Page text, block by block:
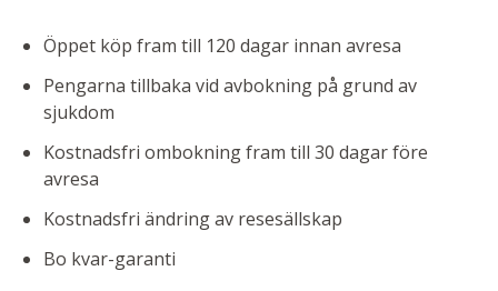
Öppet köp fram till 120 dagar innan avresa
Pengarna tillbaka vid avbokning på grund av
sjukdom
Kostnadsfri ombokning fram till 30 dagar före
avresa
Kostnadsfri ändring av resesällskap
Bo kvar-garanti